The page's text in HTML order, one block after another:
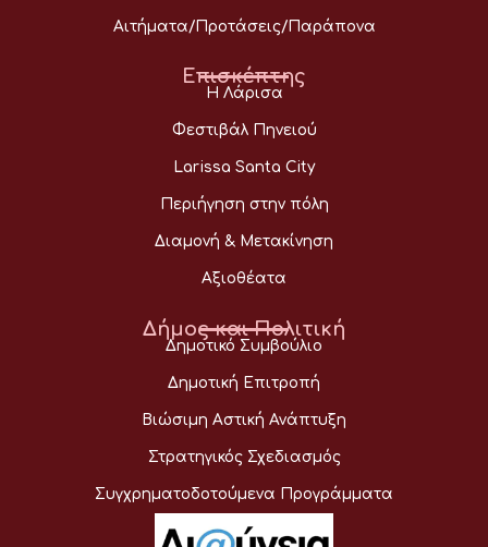
Αιτήματα/Προτάσεις/Παράπονα
Επισκέπτης
Η Λάρισα
Φεστιβάλ Πηνειού
Larissa Santa City
Περιήγηση στην πόλη
Διαμονή & Μετακίνηση
Αξιοθέατα
Δήμος και Πολιτική
Δημοτικό Συμβούλιο
Δημοτική Επιτροπή
Βιώσιμη Αστική Ανάπτυξη
Στρατηγικός Σχεδιασμός
Συγχρηματοδοτούμενα Προγράμματα